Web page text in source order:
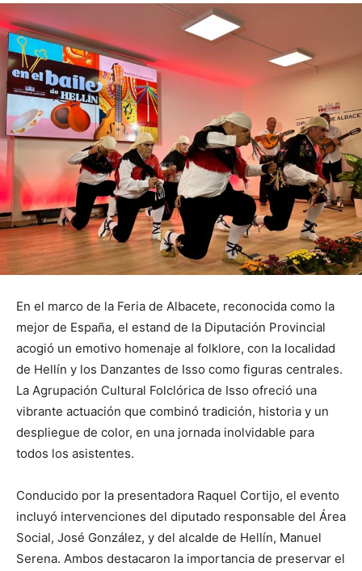
En el marco de la Feria de Albacete, reconocida como la
mejor de España, el estand de la Diputación Provincial
acogió un emotivo homenaje al folklore, con la localidad
de Hellín y los Danzantes de Isso como figuras centrales.
La Agrupación Cultural Folclórica de Isso ofreció una
vibrante actuación que combinó tradición, historia y un
despliegue de color, en una jornada inolvidable para
todos los asistentes.
Conducido por la presentadora Raquel Cortijo, el evento
incluyó intervenciones del diputado responsable del Área
Social, José González, y del alcalde de Hellín, Manuel
Serena. Ambos destacaron la importancia de preservar el